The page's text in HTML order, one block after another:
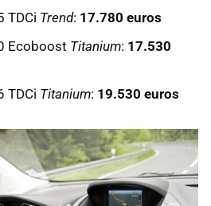
TDCi Trend: 17.780 euros
Ecoboost Titanium: 17.530
TDCi Titanium: 19.530 euros